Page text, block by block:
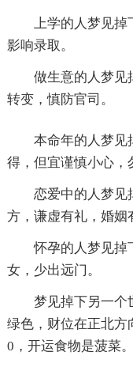
上学的人梦见
影响录取。
做生意的人梦见
转变，慎防官司。
本命年的人梦见
得，但宜谨慎小心，
恋爱中的人梦见
方，谦虚有礼，婚姻
怀孕的人梦见掉
女，少出远门。
梦见掉下另一个
绿色，财位在正北方
0，开运食物是菠菜。